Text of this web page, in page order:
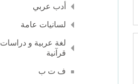
أدب عربي
لسانيات عامة
لغة عربية و دراسات
قرآنية
ف ت ب